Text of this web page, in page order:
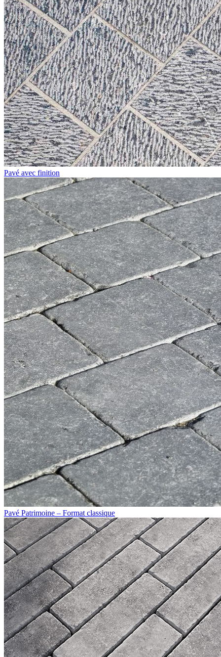
Pavé avec finition
Pavé Patrimoine – Format classique